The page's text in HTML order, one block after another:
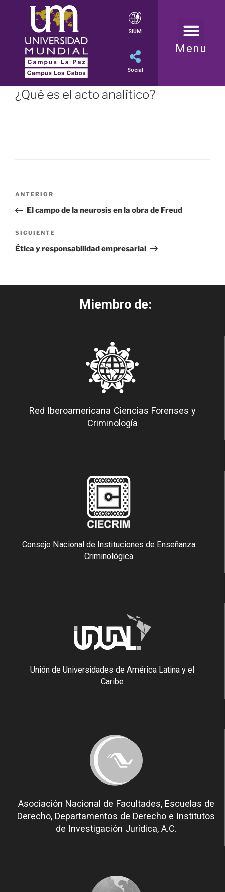
SIUM
Social
Menu
¿Qué es el acto analítico?
ANTERIOR
El campo de la neurosis en la obra de Freud
SIGUIENTE
Ética y responsabilidad empresarial
Miembro de:
Red Iberoamericana Ciencias Forenses y
Criminología
Consejo Nacional de Instituciones de Enseñanza
Criminológica
Unión de Universidades de América Latina y el
Caribe
Asociación Nacional de Facultades, Escuelas de
Derecho, Departamentos de Derecho e Institutos
de Investigación Jurídica, A.C.